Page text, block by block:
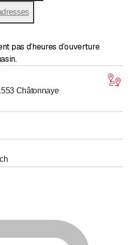
pas d’heures d’ouverture
Châtonnaye